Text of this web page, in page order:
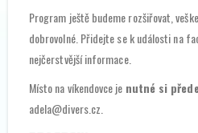
Program ještě budeme rozšiřovat,
dobrovolné. Přidejte se k události na
nejčerstvější informace.
Místo na víkendovce je nutné si
adela@divers.cz.